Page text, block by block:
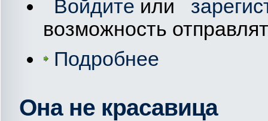
Войдите или
возможность
Подробнее
Она не красавица